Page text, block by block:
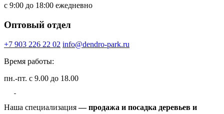
с 9:00 до 18:00 ежедневно
Оптовый отдел
+7 903 226 22 02 info@dendro-park.ru
Время работы:
пн.-пт. с 9.00 до 18.00
Наша специализация— продажа и посадка деревьев и